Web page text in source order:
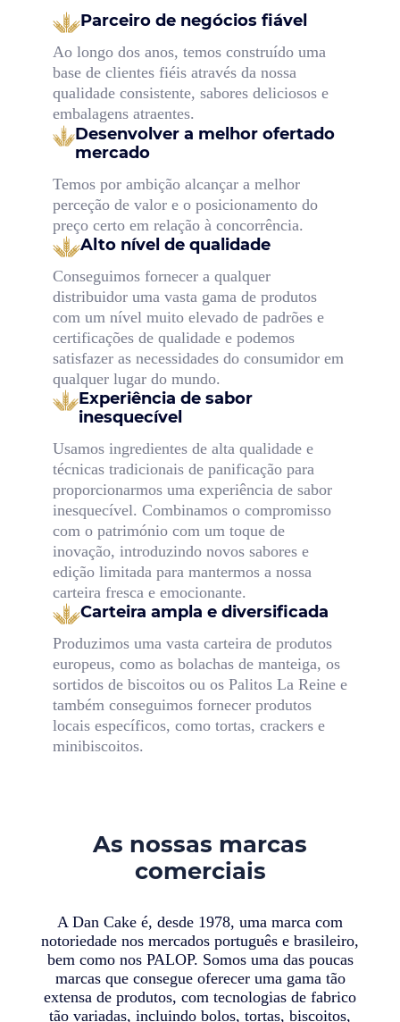
Parceiro de negócios fiável
Ao longo dos anos, temos construído uma
base de clientes fiéis através da nossa
qualidade consistente, sabores deliciosos e
embalagens atraentes.
Desenvolver a melhor ofertado
mercado
Temos por ambição alcançar a melhor
perceção de valor e o posicionamento do
preço certo em relação à concorrência.
Alto nível de qualidade
Conseguimos fornecer a qualquer
distribuidor uma vasta gama de produtos
com um nível muito elevado de padrões e
certificações de qualidade e podemos
satisfazer as necessidades do consumidor em
qualquer lugar do mundo.
Experiência de sabor
inesquecível
Usamos ingredientes de alta qualidade e
técnicas tradicionais de panificação para
proporcionarmos uma experiência de sabor
inesquecível. Combinamos o compromisso
com o património com um toque de
inovação, introduzindo novos sabores e
edição limitada para mantermos a nossa
carteira fresca e emocionante.
Carteira ampla e diversificada
Produzimos uma vasta carteira de produtos
europeus, como as bolachas de manteiga, os
sortidos de biscoitos ou os Palitos La Reine e
também conseguimos fornecer produtos
locais específicos, como tortas, crackers e
minibiscoitos.
As nossas marcas
comerciais
A Dan Cake é, desde 1978, uma marca com
notoriedade nos mercados português e brasileiro,
bem como nos PALOP. Somos uma das poucas
marcas que consegue oferecer uma gama tão
extensa de produtos, com tecnologias de fabrico
tão variadas, incluindo bolos, tortas, biscoitos,